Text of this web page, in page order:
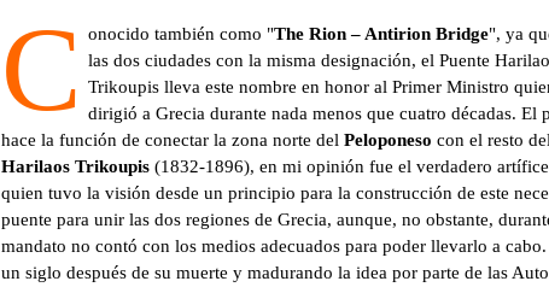
C onocido también como "The Rion – Antirion Bridge", ya
las dos ciudades con la misma designación, el Puente
Trikoupis lleva este nombre en honor al Primer Ministro
dirigió a Grecia durante nada menos que cuatro décadas. El
hace la función de conectar la zona norte del Peloponeso con el resto
Harilaos Trikoupis (1832-1896), en mi opinión fue el verdadero
quien tuvo la visión desde un principio para la construcción de este
puente para unir las dos regiones de Grecia, aunque, no obstante,
mandato no contó con los medios adecuados para poder llevarlo a cabo.
un siglo después de su muerte y madurando la idea por parte de las